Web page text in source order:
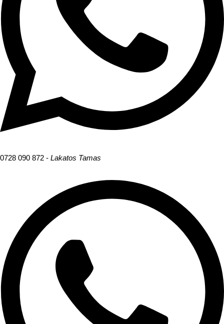
0728 090 872 - Lakatos Tamas